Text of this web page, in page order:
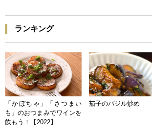
ランキング
「かぼちゃ」「さつまい
も」のおつまみでワインを
飲もう！【2022】
茄子のバジル炒め